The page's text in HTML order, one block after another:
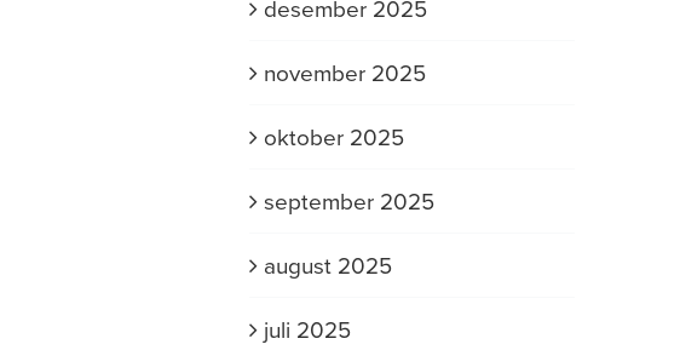
desember 2025
november 2025
oktober 2025
september 2025
august 2025
juli 2025